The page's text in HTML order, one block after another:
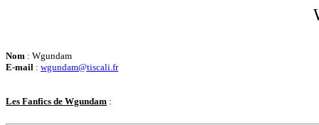
Nom : Wgundam
E-mail : wgundam@tiscali.fr
Les Fanfics de Wgundam :